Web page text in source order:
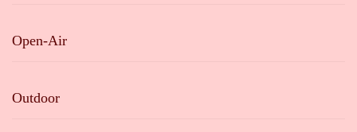
Open-Air
Outdoor